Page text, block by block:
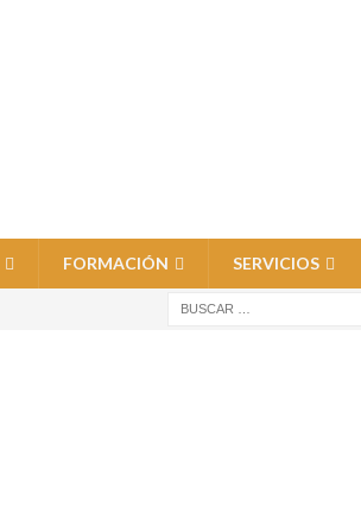
FORMACIÓN SERVICIOS